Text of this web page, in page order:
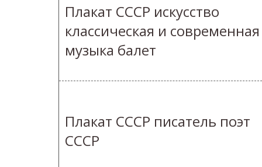
Плакат СССР искусство
классическая и современная
музыка балет
Плакат СССР писатель поэт
СССР